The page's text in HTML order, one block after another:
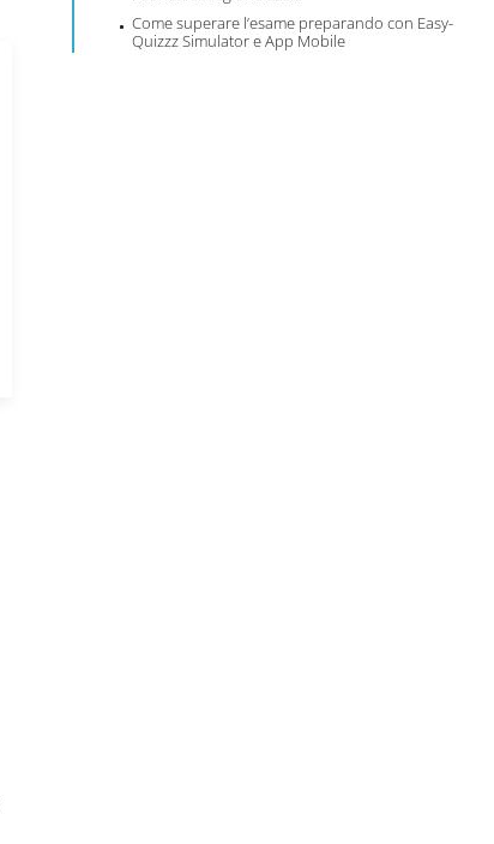
Come superare l’esame preparando con Easy-
Quizzz Simulator e App Mobile